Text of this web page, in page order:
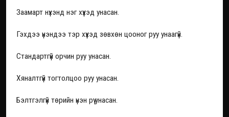
Заамарт нүхэнд нэг хүүхэд унасан.
Гэхдээ үнэндээ тэр хүүхэд зөвхөн цооног руу унаагүй.
Стандартгүй орчин руу унасан.
Хяналтгүй тогтолцоо руу унасан.
Бэлтгэлгүй төрийн үнэн рүү унасан.